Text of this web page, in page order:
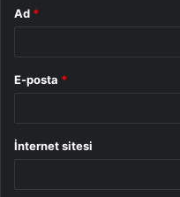
Ad *
E-posta *
İnternet sitesi